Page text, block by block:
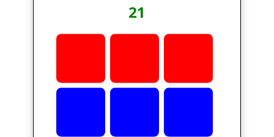
21